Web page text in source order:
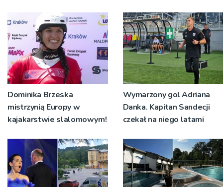
Dominika Brzeska
mistrzynią Europy w
kajakarstwie slalomowym!
Wymarzony gol Adriana
Danka. Kapitan Sandecji
czekał na niego latami